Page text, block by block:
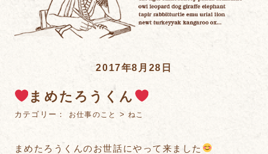
2017年8月28日
まめたろうくん
カテゴリー： お仕事のこと >ねこ
まめたろうくんのお世話にやって来ました